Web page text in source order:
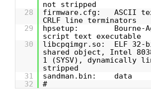
not stripped
28
firmware.cfg: ASCII
CRLF line terminators
29
hpsetup: Bourne-
script text executable
30
libcpqimgr.so: ELF 32-
shared object, Intel
1 (SYSV), dynamically
stripped
31
sandman.bin: data
32
#